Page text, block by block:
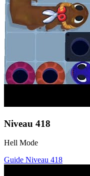
Niveau 418
Hell Mode
Guide Niveau 418